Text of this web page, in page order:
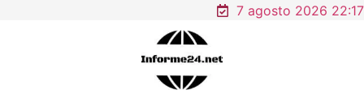
7 agosto 2026 22:17